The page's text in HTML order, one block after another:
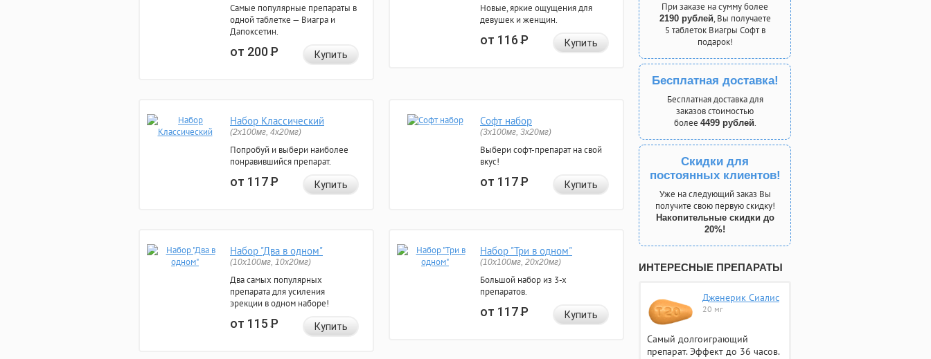
Самые популярные препараты в
одной таблетке — Виагра и
Дапоксетин.
от 200Р Купить
Новые, яркие ощущения для
девушек и женщин.
от 116Р Купить
Набор Классический
(2x100мг, 4x20мг)
Попробуй и выбери наиболее
понравившийся препарат.
от 117Р Купить
Софт набор
(3x100мг, 3x20мг)
Выбери софт-препарат на свой
вкус!
от 117Р Купить
Набор "Два в одном"
(10x100мг, 10x20мг)
Два самых популярных
препарата для усиления
эрекции в одном наборе!
от 115Р Купить
Набор "Три в одном"
(10x100мг, 20x20мг)
Большой набор из 3-х
препаратов.
от 117Р Купить
При заказе на сумму более
2190 рублей, Вы получаете
5 таблеток Виагры Софт в
подарок!
Бесплатная доставка!
Бесплатная доставка для
заказов стоимостью
более 4499 рублей.
Скидки для
постоянных клиентов!
Уже на следующий заказ Вы
получите свою первую скидку!
Накопительные скидки до
20%!
ИНТЕРЕСНЫЕ ПРЕПАРАТЫ
Дженерик Сиалис
20 мг
Самый долгоиграющий
препарат. Эффект до 36 часов.